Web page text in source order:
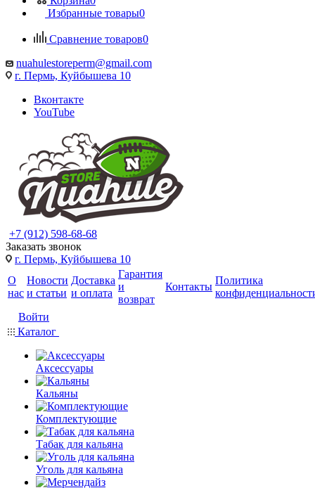
Избранные товары0
Сравнение товаров0
nuahulestoreperm@gmail.com
г. Пермь, Куйбышева 10
Вконтакте
YouTube
+7 (912) 598-68-68
Заказать звонок
г. Пермь, Куйбышева 10
О
нас
Новости
и статьи
Доставка
и оплата
Гарантия
и
возврат
Контакты
Политика
Войти
Каталог
Аксессуары
Кальяны
Комплектующие
Табак для кальяна
Уголь для кальяна